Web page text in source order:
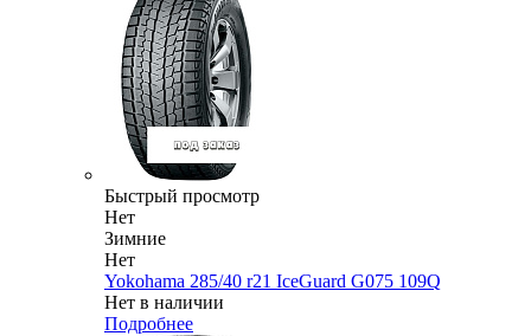
Быстрый просмотр
Нет
Зимние
Нет
Yokohama 285/40 r21 IceGuard G075 109Q
Нет в наличии
Подробнее